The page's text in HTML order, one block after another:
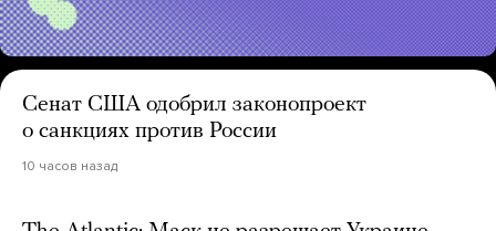
Сенат США одобрил законопроект
о санкциях против России
10 часов назад